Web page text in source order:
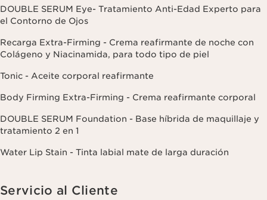
DOUBLE SERUM Eye- Tratamiento Anti-Edad Experto para
el Contorno de Ojos
Recarga Extra-Firming - Crema reafirmante de noche con
Colágeno y Niacinamida, para todo tipo de piel
Tonic - Aceite corporal reafirmante
Body Firming Extra-Firming - Crema reafirmante corporal
DOUBLE SERUM Foundation - Base híbrida de maquillaje y
tratamiento 2 en 1
Water Lip Stain - Tinta labial mate de larga duración
Servicio al Cliente